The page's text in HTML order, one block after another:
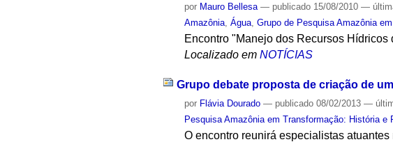
por Mauro Bellesa — publicado 15/08/2010—
Amazônia ,Água ,Grupo de Pesquisa Amazônia
Encontro "Manejo dos Recursos
Localizado em NOTÍCIAS
Grupo debate proposta de criação de
por Flávia Dourado — publicado 08/02/2013—
Pesquisa Amazônia em Transformação: História e
O encontro reunirá especialistas